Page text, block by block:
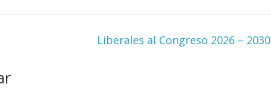
Liberales al Congreso 2026 – 2030